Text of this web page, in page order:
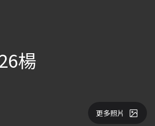
楊
更多照片